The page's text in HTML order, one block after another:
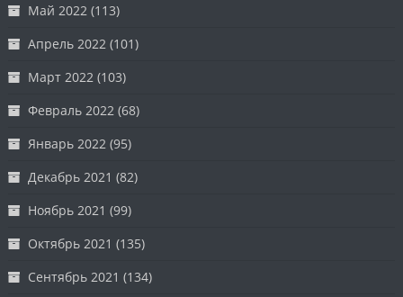
Май 2022 (113)
Апрель 2022 (101)
Март 2022 (103)
Февраль 2022 (68)
Январь 2022 (95)
Декабрь 2021 (82)
Ноябрь 2021 (99)
Октябрь 2021 (135)
Сентябрь 2021 (134)